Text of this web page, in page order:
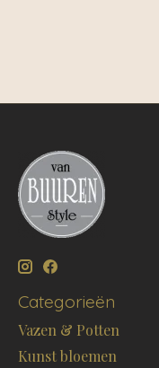
Categorieën
Vazen & Potten
Kunst bloemen